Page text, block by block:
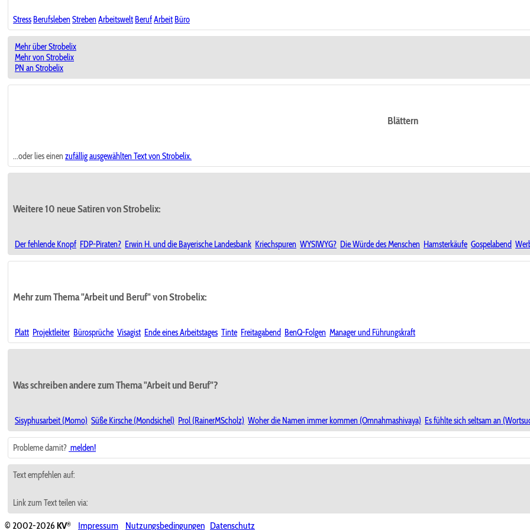
Stress Berufsleben Streben Arbeitswelt BerufArbeit Büro
Mehr über Strobelix
Mehr von Strobelix
PN an Strobelix
Blättern
...oder lies einen zufällig ausgewählten Text von Strobelix.
Weitere 10 neue Satiren von Strobelix:
Der fehlende Knopf FDP-Piraten? Erwin H. und die Bayerische Landesbank Kriechspuren WYSIWYG? Die Würde des Menschen Hamsterkäufe Gospelabend
Mehr zum Thema "Arbeit und Beruf" von Strobelix:
Platt Projektleiter Bürosprüche Visagist Ende eines Arbeitstages Tinte Freitagabend BenQ-Folgen Manager und Führungskraft
Was schreiben andere zum Thema "Arbeit und Beruf"?
Sisyphusarbeit (Momo) Süße Kirsche (Mondsichel) Prol (RainerMScholz) Woher die Namen immer kommen (Omnahmashivaya) Es fühlte sich seltsam an
Probleme damit? melden!
Text empfehlen auf:
Link zum Text teilen via:
© 2002-2026KV® Impressum Nutzungsbedingungen Datenschutz